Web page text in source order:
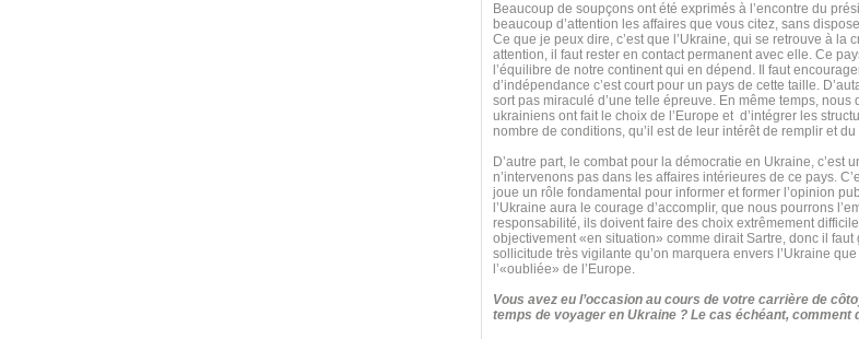
Beaucoup de soupçons ont été exprimés à l’encontre du
beaucoup d’attention les affaires que vous citez, sans
Ce que je peux dire, c’est que l’Ukraine, qui se retrouve à la
attention, il faut rester en contact permanent avec elle. Ce
l’équilibre de notre continent qui en dépend. Il faut
d’indépendance c’est court pour un pays de cette taille.
sort pas miraculé d’une telle épreuve. En même temps,
ukrainiens ont fait le choix de l’Europe et d’intégrer les
nombre de conditions, qu’il est de leur intérêt de remplir et
D’autre part, le combat pour la démocratie en Ukraine, c’est
n’intervenons pas dans les affaires intérieures de ce pays.
joue un rôle fondamental pour informer et former l’opinion
l’Ukraine aura le courage d’accomplir, que nous pourrons
responsabilité, ils doivent faire des choix extrêmement
objectivement «en situation» comme dirait Sartre, donc il faut
sollicitude très vigilante qu’on marquera envers l’Ukraine
l’«oubliée» de l’Europe.
Vous avez eu l’occasion au cours de votre carrière de
temps de voyager en Ukraine ? Le cas échéant,